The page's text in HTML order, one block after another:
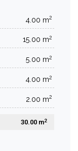
4.00 m2
15.00 m2
5.00 m2
4.00 m2
2.00 m2
30.00 m2